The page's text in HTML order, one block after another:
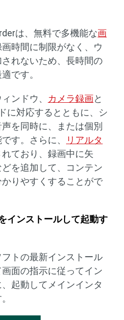
は、無料で多機能な画
時間に制限がなく、ウ
れないため、長時間の
です。
ンドウ、 カメラ録画と
に対応するとともに、シ
を同時に、または個別
す。さらに、
リアルタ
ており、録画中に矢
を追加して、コンテン
りやすくすることがで
インストールして起動す
トの最新インストール
面の指示に従ってイン
起動してメインインタ